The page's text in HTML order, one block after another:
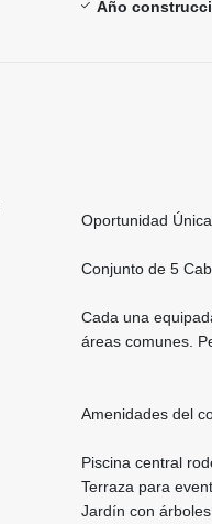
Año
Oportunidad
Conjunto de 5
Cada una
áreas comunes.
Amenidades del
Piscina central
Terraza para
Jardín con